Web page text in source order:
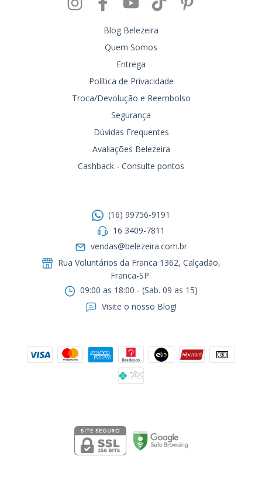
Blog Belezeira
Quem Somos
Entrega
Política de Privacidade
Troca/Devolução e Reembolso
Segurança
Dúvidas Frequentes
Avaliações Belezeira
Cashback - Consulte pontos
(16) 99756-9191
16 3409-7811
vendas@belezeira.com.br
Rua Voluntários da Franca 1362, Calçadão,
Franca-SP.ㅤㅤㅤㅤㅤㅤㅤㅤㅤㅤㅤ
09:00 as 18:00 - (Sab. 09 as 15)
Visite o nosso Blog!